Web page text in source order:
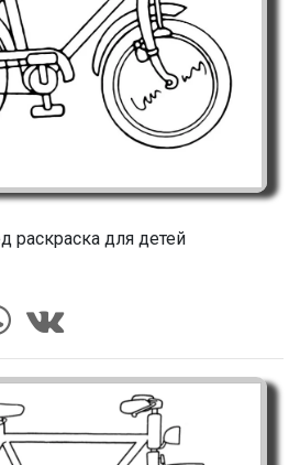
раскраска для детей